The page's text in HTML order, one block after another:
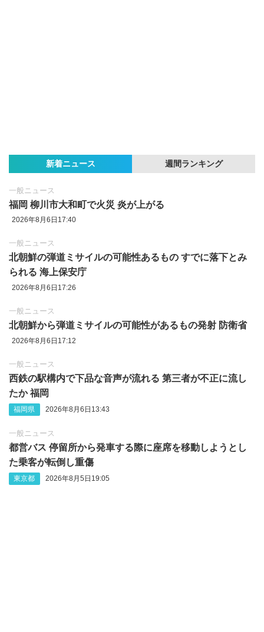
新着ニュース 週間ランキング
一般ニュース
福岡 柳川市大和町で火災 炎が上がる
2026年8月6日17:40
一般ニュース
北朝鮮の弾道ミサイルの可能性あるもの すでに落下とみ
られる 海上保安庁
2026年8月6日17:26
一般ニュース
北朝鮮から弾道ミサイルの可能性があるもの発射 防衛省
2026年8月6日17:12
一般ニュース
西鉄の駅構内で下品な音声が流れる 第三者が不正に流し
たか 福岡
福岡県 2026年8月6日13:43
一般ニュース
都営バス 停留所から発車する際に座席を移動しようとし
た乗客が転倒し重傷
東京都 2026年8月5日19:05